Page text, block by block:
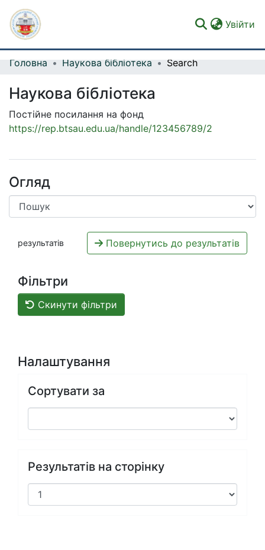
Увійти
Фонди та зібрання
Пошук за критеріями
Статистика
Головна Наукова бібліотека Search
Наукова бібліотека
Постійне посилання на фонд
https://rep.btsau.edu.ua/handle/123456789/2
Огляд
результатів Повернутись до результатів
Фільтри
Скинути фільтри
Налаштування
Сортувати за
Результатів на сторінку